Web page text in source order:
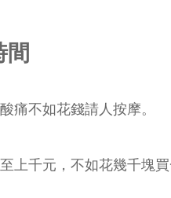
間
痛不如花錢請人按摩。
上千元，不如花幾千塊買